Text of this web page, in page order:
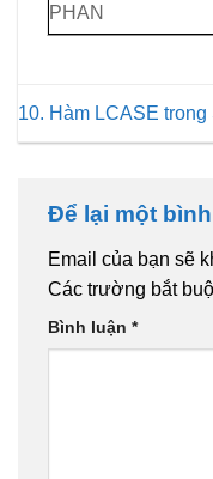
PHAN
10. Hàm LCASE trong
Để lại một
Email của bạn sẽ
Các trường bắt
Bình luận *